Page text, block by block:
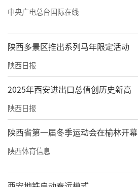
中央广电总台国际在线
陕西多景区推出系列马年限定活动
陕西日报
2025年西安进出口总值创历史新高
陕西日报
陕西省第一届冬季运动会在榆林开幕
陕西体育信息